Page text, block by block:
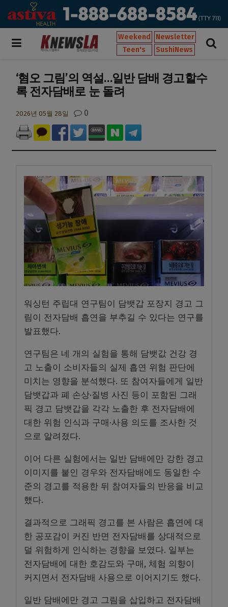
Weekend
Newsletter
Teen's
SushiNews
‘혐오 그림’의 역설…일반 담배 경고할수
록 전자담배로 눈 돌려
2026년 05월 28일 0
워싱턴 주립대 연구팀이 담뱃갑 포장지 경고 그
림이 전자담배 흡연을 부추길 수 있다는 연구를
발표했다.
연구팀은 네 개의 실험을 통해 담뱃값 건강 경
고 노출이 소비자들의 실제 흡연 위험 판단에
미치는 영향을 분석했다. 또 참여자들에게 일반
담뱃갑과 폐 손상·질병 사진 등이 포함된 그래
픽 경고 담뱃갑을 각각 노출한 후 전자담배에
대한 위험 인식과 구매·사용 의도를 조사한 것
으로 알려졌다.
이어 다른 실험에서는 일반 담배에만 강한 경고
이미지를 붙인 경우와 전자담배에도 동일한 수
준의 경고를 적용한 뒤 참여자들의 반응을 비교
했다.
결과적으로 그래픽 경고를 본 사람은 흡연에 대
한 공포감이 커진 반면 전자담배를 상대적으로
덜 위험하게 인식하는 경향을 보였다. 일부는
전자담배에 대한 호감도와 구매, 체험 의향이
커지면서 전자담배 사용으로 이어지기도 했다.
일반 담배에만 경고 그림을 삽입하고 전자담배